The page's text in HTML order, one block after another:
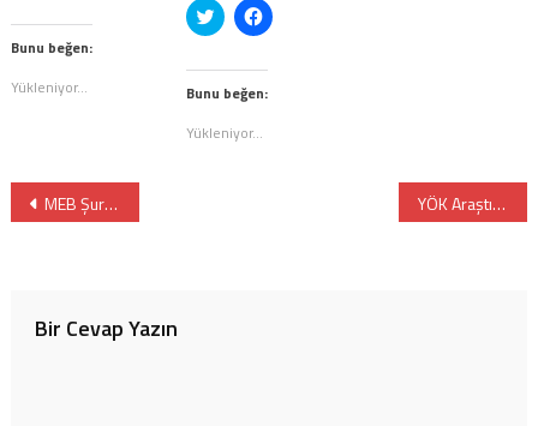
tıklayın
(Yeni
pencerede
(Yeni
pencerede
Bunu beğen:
Yükleniyor...
Twitter
üzerinde
tıklayın
(Yeni
pencerede
Facebook'ta
paylaşmak
(Yeni
pencerede
Bunu beğen:
Yükleniyor...
Yazı
MEB Şurasında Açıklanan Kararlar YÖK Araştırma Üniversitelerinin Performanslarını Açıkladı
Bir Cevap Yazın